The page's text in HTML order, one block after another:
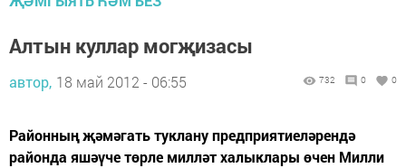
Алтын куллар могҗизасы
автор, 18 май 2012 - 06:55 732 0 0
Районның җәмәгать туклану предприятиеләрендә
районда яшәүче төрле милләт халыклары өчен Милли